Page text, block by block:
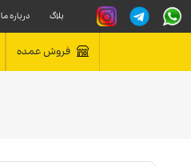
بلاگ درباره ما
فروش عمده